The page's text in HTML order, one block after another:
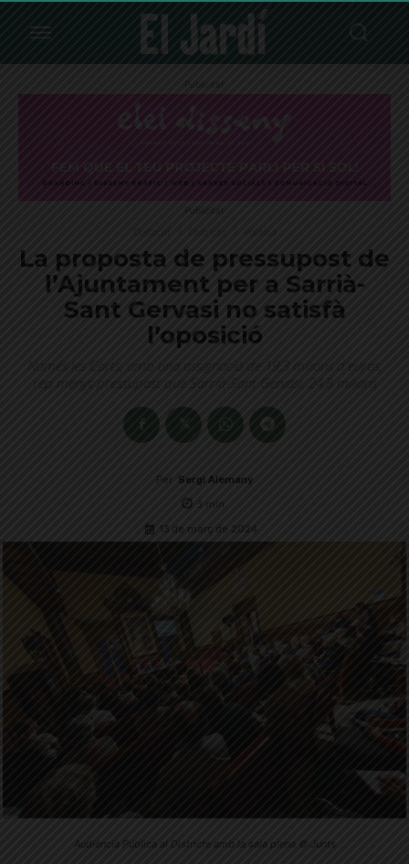
Publicitat
Publicitat
La proposta de pressupost de
l’Ajuntament per a Sarrià-
Sant Gervasi no satisfà
l’oposició
Només les Corts, amb una assignació de 19,3 milions d'euros,
rep menys pressupost que Sarrià-Sant Gervasi: 24,8 milions
Per Sergi Alemany
3 min.
13 de març de 2024
Audiència Pública al Districte amb la sala plena © Junts